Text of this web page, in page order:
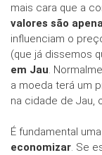
mais cara que a
valores são
influenciam o
(que já dissemos
em Jau .
a moeda terá um
na cidade de Jau,
É fundamental
economizar . Se